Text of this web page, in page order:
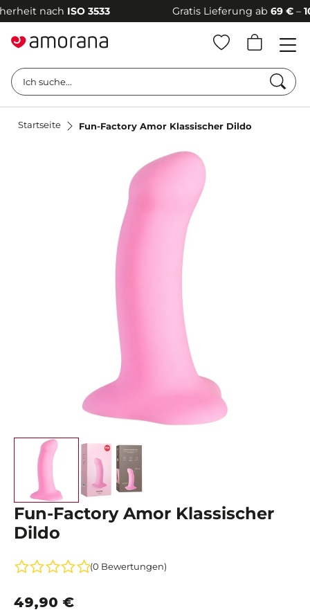
nachISO 3533 Gratis Lieferung ab 69 €– 100
Ich suche...
Startseite Fun-Factory Amor Klassischer Dildo
Fun-Factory Amor Klassischer
Dildo
(0 Bewertungen)
49,90 €